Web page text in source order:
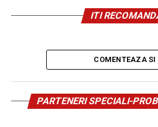
ITI
COMENTEAZA SI
PARTENERI SPECIALI-